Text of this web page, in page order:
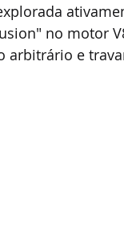
no motor
arbitrário e